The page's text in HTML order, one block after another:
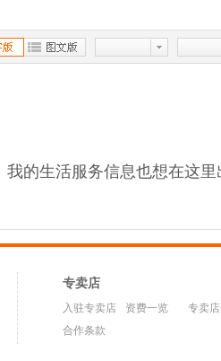
我的生活服务信息也想在这里
专卖店
入驻专卖店 资费一览
专卖
合作条款